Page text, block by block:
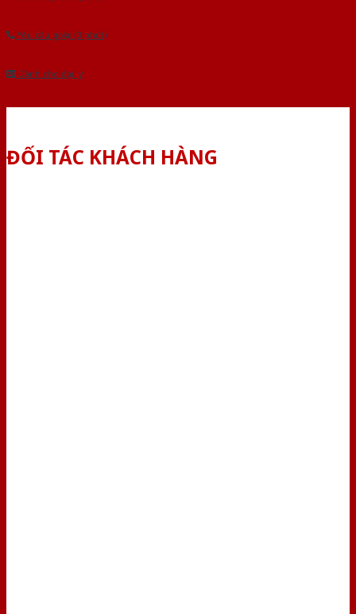
Yêu cầu gọi lại (3 phút)
Dành cho đại lý
ĐỐI TÁC KHÁCH HÀNG